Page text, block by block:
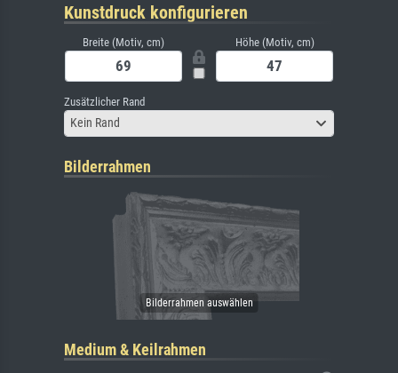
Kunstdruck konfigurieren
Breite (Motiv, cm) Höhe (Motiv, cm)
Zusätzlicher Rand
Kein Rand
Bilderrahmen
Medium & Keilrahmen